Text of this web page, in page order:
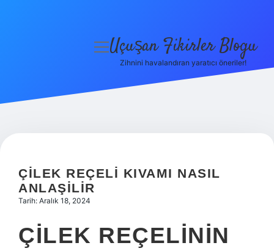
Hakkımızda
menüyü
Uçuşan Fikirler Blogu
Zihnini havalandıran yaratıcı öneriler!
ÇILEK REÇELI KIVAMI NASIL
ANLAŞILIR
Tarih: Aralık 18, 2024
ÇILEK REÇELININ